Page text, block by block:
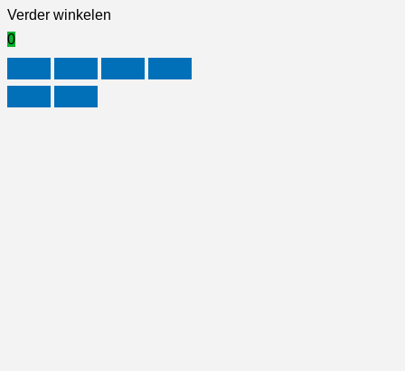
Verder winkelen
0